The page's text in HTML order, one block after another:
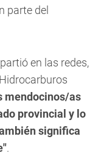
parte del
en las redes,
mendocinos/as
provincial y lo
significa
.